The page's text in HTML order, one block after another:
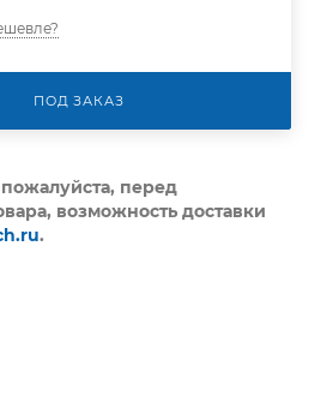
ПОД ЗАКАЗ
перед
возможность доставки
.